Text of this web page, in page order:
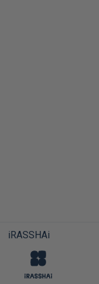
iRASSHAi